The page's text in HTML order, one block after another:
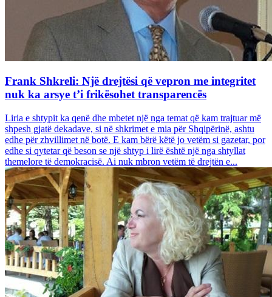
Frank Shkreli: Një drejtësi që vepron me integritet
nuk ka arsye t’i frikësohet transparencës
Liria e shtypit ka qenë dhe mbetet një nga temat që kam trajtuar më
shpesh gjatë dekadave, si në shkrimet e mia për Shqipërinë, ashtu
edhe për zhvillimet në botë. E kam bërë këtë jo vetëm si gazetar, por
edhe si qytetar që beson se një shtyp i lirë është një nga shtyllat
themelore të demokracisë. Ai nuk mbron vetëm të drejtën e...